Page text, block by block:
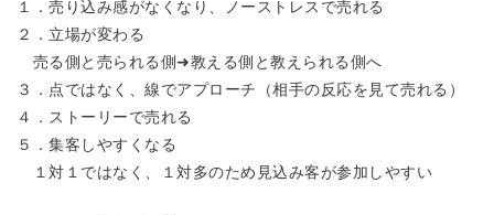
１．売り込み感がなくなり、ノーストレスで売れる
２．立場が変わる
売る側と売られる側➜教える側と教えられる側へ
３．点ではなく、線でアプローチ（相手の反応を見て売れる）
４．ストーリーで売れる
５．集客しやすくなる
１対１ではなく、１対多のため見込み客が参加しやすい